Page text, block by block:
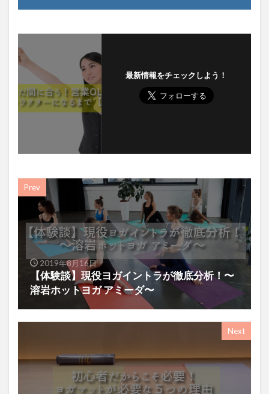
最新情報をチェックしよう！
Prev
2019年8月16日
【体験談】現役ヨガイントラが徹底分析！〜
溶岩ホットヨガ アミーダ〜
Next